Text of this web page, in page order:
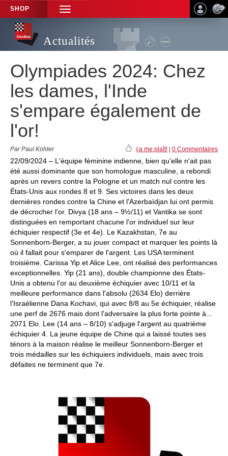
SHOP
TOGGLE
NAVIGATION
Actualités
Olympiades 2024: Chez
les dames, l'Inde
s'empare également de
l'or!
Par Paul Kohler ça me plaît! 0 Commentaires
22/09/2024 – L'équipe féminine indienne, bien qu'elle n'ait pas
été aussi dominante que son homologue masculine, a rebondi
après un revers contre la Pologne et un match nul contre les
États-Unis aux rondes 8 et 9. Ses victoires dans les deux
dernières rondes contre la Chine et l'Azerbaïdjan lui ont permis
de décrocher l'or. Divya (18 ans – 9½/11) et Vantika se sont
distinguées en remportant chacune l'or individuel sur leur
échiquier respectif (3e et 4e). Le Kazakhstan, 7e au
Sonnenborn-Berger, a su jouer compact et marquer les points là
où il fallait pour s'emparer de l'argent. Les USA terminent
troisième. Carissa Yip et Alice Lee, ont réalisé des performances
exceptionnelles. Yip (21 ans), double championne des États-
Unis a obtenu l'or au deuxième échiquier avec 10/11 et la
meilleure performance dans l'absolu (2634 Elo) derrière
l'Israélienne Dana Kochavi, qui avec 8/8 au 5e échiquier, réalise
une perf de 2676 mais dont l'adversaire la plus forte pointe à...
2071 Elo. Lee (14 ans – 8/10) s'adjuge l'argent au quatrième
échiquier 4. La jeune équipe de Chine qui a laissé toutes ses
ténors à la maison réalise le meilleur Sonnenborn-Berger et
trois médailles sur les échiquiers individuels, mais avec trois
défaites ne terminent que 7e.